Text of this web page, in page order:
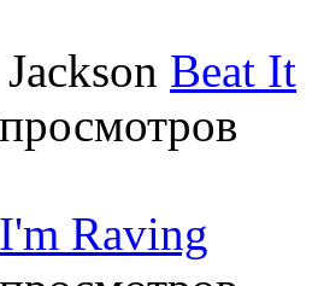
Beat It
I'm Raving